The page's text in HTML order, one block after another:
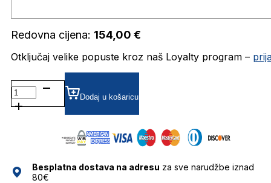
Redovna cijena: 154,00 €
Otključaj velike popuste kroz naš Loyalty program –
BG6635MG DIOPTRIJSKI
OKVIRI
BULGET
Dodaj u košaricu
Besplatna dostava na adresu za sve narudžbe iznad
80€